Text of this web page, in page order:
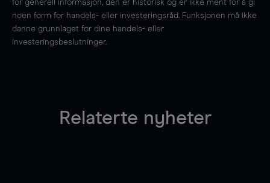
for generell informasjon, den er historisk og er ikke ment for å gi
noen form for handels- eller investeringsråd. Funksjonen må ikke
danne grunnlaget for dine handels- eller
investeringsbeslutninger.
Relaterte nyheter